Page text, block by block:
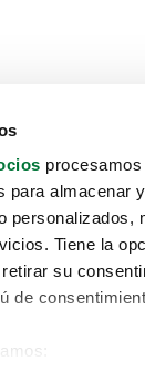
para almacenar
personalizados,
Tiene la
su
de